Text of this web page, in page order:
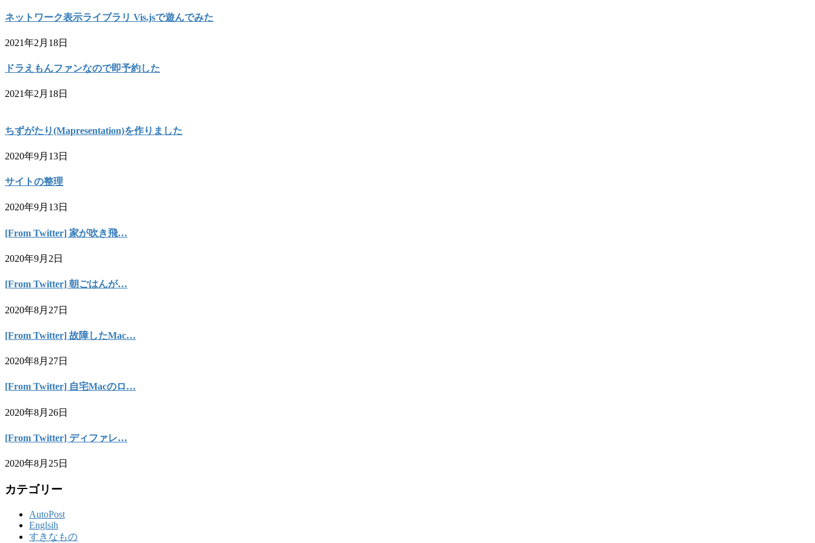
ネットワーク表示ライブラリ Vis.jsで遊んでみた
2021年2月18日
ドラえもんファンなので即予約した
2021年2月18日
ちずがたり(Mapresentation)を作りました
2020年9月13日
サイトの整理
2020年9月13日
[From Twitter] 家が吹き飛…
2020年9月2日
[From Twitter] 朝ごはんが…
2020年8月27日
[From Twitter] 故障したMac…
2020年8月27日
[From Twitter] 自宅Macのロ…
2020年8月26日
[From Twitter] ディファレ…
2020年8月25日
カテゴリー
AutoPost
Englsih
すきなもの